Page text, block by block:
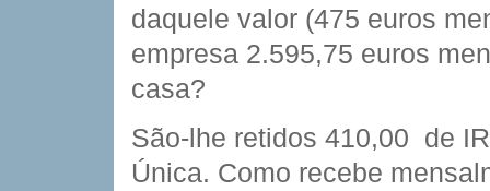
daquele valor (475 euros
empresa 2.595,75 euros
casa?
São-lhe retidos 410,00  de
Única. Como recebe